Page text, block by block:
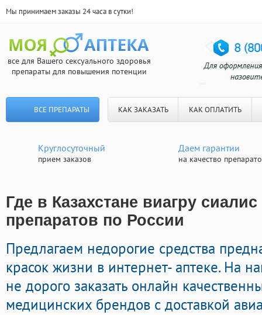
Мы принимаем заказы 24 часа в сутки!
все для Вашего сексуального здоровья
препараты для повышения потенции
ВСЕ ПРЕПАРАТЫ КАК ЗАКАЗАТЬ КАК ОПЛАТИТЬ
Круглосуточный
прием заказов
Даем гарантии
на качество
Где в Казахстане виагру
препаратов по России
Предлагаем недорогие средства
красок жизни в интернет- аптеке. На
не дорого заказать онлайн
медицинских брендов с доставкой